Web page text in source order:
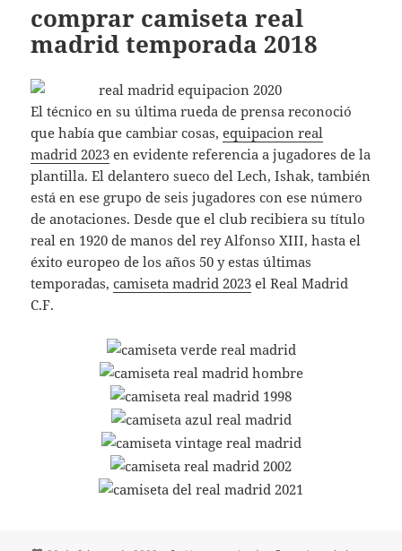
comprar camiseta real
madrid temporada 2018
El técnico en su última rueda de prensa reconoció
que había que cambiar cosas,equipacion real
madrid 2023 en evidente referencia a jugadores de la
plantilla. El delantero sueco del Lech, Ishak, también
está en ese grupo de seis jugadores con ese número
de anotaciones. Desde que el club recibiera su título
real en 1920 de manos del rey Alfonso XIII, hasta el
éxito europeo de los años 50 y estas últimas
temporadas,camiseta madrid 2023 el Real Madrid
C.F.